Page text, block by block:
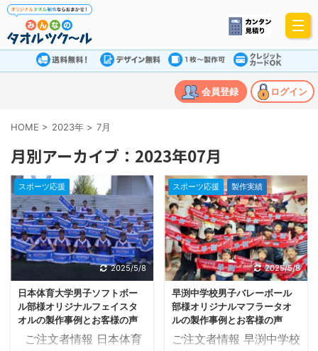
会員登録 ログイン
HOME > 2023年 > 7月
月別アーカイブ：2023年07月
スポーツ応援
2025/5/8
日本体育大学男子ソフトボー
ル部様オリジナルフェイスタ
オルの製作事例とお客様の声
ご注文者情報 日本体育
スポーツ応援 製作実績
2025/5/8
早渕中学校男子バレーボール
部様オリジナルマフラータオ
ルの製作事例とお客様の声
ご注文者情報 早渕中学校